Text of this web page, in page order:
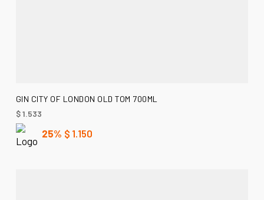
AÑADIR AL CARRITO
GIN CITY OF LONDON OLD TOM 700ML
$1.533
25% $ 1.150